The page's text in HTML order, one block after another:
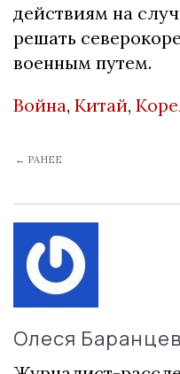
действиям на
решать
военным путем.
Война, Китай,
← РАНЕЕ
Олеся